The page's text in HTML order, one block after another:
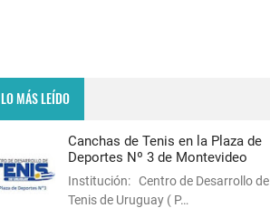
LO MÁS LEÍDO
Canchas de Tenis en la Plaza de
Deportes Nº 3 de Montevideo
Institución: Centro de Desarrollo de
Tenis de Uruguay ( P…